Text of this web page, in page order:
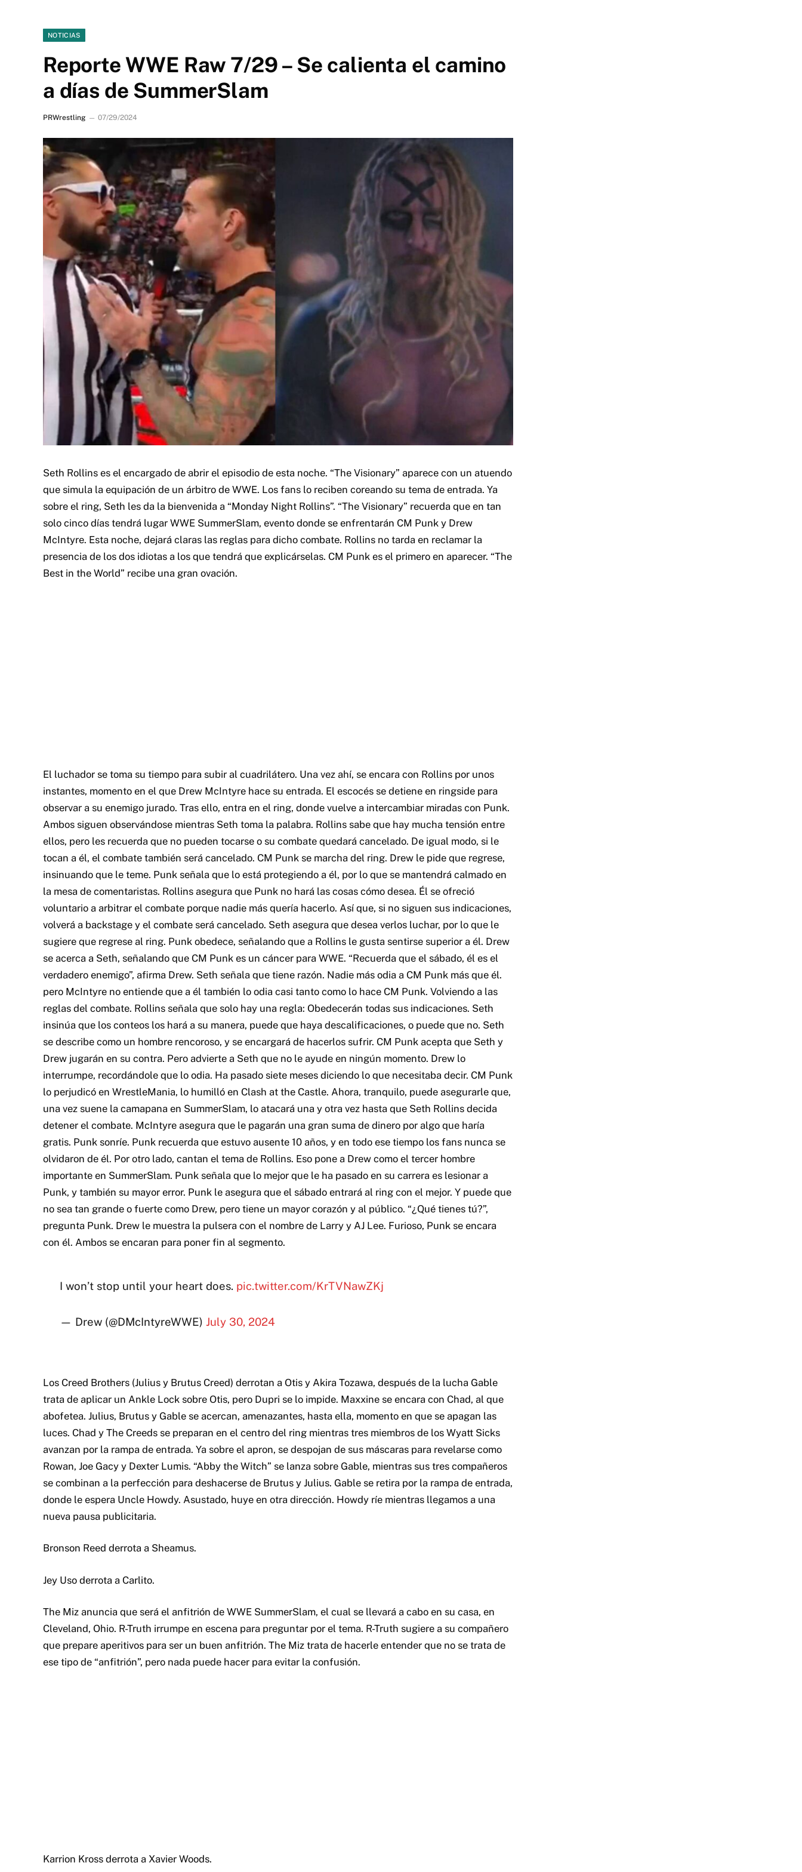
NOTICIAS
Reporte WWE Raw 7/29 – Se calienta el camino
a días de SummerSlam
PRWrestling 07/29/2024
Seth Rollins es el encargado de abrir el episodio de esta noche. “The Visionary” aparece con un atuendo
que simula la equipación de un árbitro de WWE. Los fans lo reciben coreando su tema de entrada. Ya
sobre el ring, Seth les da la bienvenida a “Monday Night Rollins”. “The Visionary” recuerda que en tan
solo cinco días tendrá lugar WWE SummerSlam, evento donde se enfrentarán CM Punk y Drew
McIntyre. Esta noche, dejará claras las reglas para dicho combate. Rollins no tarda en reclamar la
presencia de los dos idiotas a los que tendrá que explicárselas. CM Punk es el primero en aparecer. “The
Best in the World” recibe una gran ovación.
El luchador se toma su tiempo para subir al cuadrilátero. Una vez ahí, se encara con Rollins por unos
instantes, momento en el que Drew McIntyre hace su entrada. El escocés se detiene en ringside para
observar a su enemigo jurado. Tras ello, entra en el ring, donde vuelve a intercambiar miradas con Punk.
Ambos siguen observándose mientras Seth toma la palabra. Rollins sabe que hay mucha tensión entre
ellos, pero les recuerda que no pueden tocarse o su combate quedará cancelado. De igual modo, si le
tocan a él, el combate también será cancelado. CM Punk se marcha del ring. Drew le pide que regrese,
insinuando que le teme. Punk señala que lo está protegiendo a él, por lo que se mantendrá calmado en
la mesa de comentaristas. Rollins asegura que Punk no hará las cosas cómo desea. Él se ofreció
voluntario a arbitrar el combate porque nadie más quería hacerlo. Así que, si no siguen sus indicaciones,
volverá a backstage y el combate será cancelado. Seth asegura que desea verlos luchar, por lo que le
sugiere que regrese al ring. Punk obedece, señalando que a Rollins le gusta sentirse superior a él. Drew
se acerca a Seth, señalando que CM Punk es un cáncer para WWE. “Recuerda que el sábado, él es el
verdadero enemigo”, afirma Drew. Seth señala que tiene razón. Nadie más odia a CM Punk más que él.
pero McIntyre no entiende que a él también lo odia casi tanto como lo hace CM Punk. Volviendo a las
reglas del combate. Rollins señala que solo hay una regla: Obedecerán todas sus indicaciones. Seth
insinúa que los conteos los hará a su manera, puede que haya descalificaciones, o puede que no. Seth
se describe como un hombre rencoroso, y se encargará de hacerlos sufrir. CM Punk acepta que Seth y
Drew jugarán en su contra. Pero advierte a Seth que no le ayude en ningún momento. Drew lo
interrumpe, recordándole que lo odia. Ha pasado siete meses diciendo lo que necesitaba decir. CM Punk
lo perjudicó en WrestleMania, lo humilló en Clash at the Castle. Ahora, tranquilo, puede asegurarle que,
una vez suene la camapana en SummerSlam, lo atacará una y otra vez hasta que Seth Rollins decida
detener el combate. McIntyre asegura que le pagarán una gran suma de dinero por algo que haría
gratis. Punk sonríe. Punk recuerda que estuvo ausente 10 años, y en todo ese tiempo los fans nunca se
olvidaron de él. Por otro lado, cantan el tema de Rollins. Eso pone a Drew como el tercer hombre
importante en SummerSlam. Punk señala que lo mejor que le ha pasado en su carrera es lesionar a
Punk, y también su mayor error. Punk le asegura que el sábado entrará al ring con el mejor. Y puede que
no sea tan grande o fuerte como Drew, pero tiene un mayor corazón y al público. “¿Qué tienes tú?”,
pregunta Punk. Drew le muestra la pulsera con el nombre de Larry y AJ Lee. Furioso, Punk se encara
con él. Ambos se encaran para poner fin al segmento.
I won’t stop until your heart does. pic.twitter.com/KrTVNawZKj
— Drew (@DMcIntyreWWE) July 30, 2024
Los Creed Brothers (Julius y Brutus Creed) derrotan a Otis y Akira Tozawa, después de la lucha Gable
trata de aplicar un Ankle Lock sobre Otis, pero Dupri se lo impide. Maxxine se encara con Chad, al que
abofetea. Julius, Brutus y Gable se acercan, amenazantes, hasta ella, momento en que se apagan las
luces. Chad y The Creeds se preparan en el centro del ring mientras tres miembros de los Wyatt Sicks
avanzan por la rampa de entrada. Ya sobre el apron, se despojan de sus máscaras para revelarse como
Rowan, Joe Gacy y Dexter Lumis. “Abby the Witch” se lanza sobre Gable, mientras sus tres compañeros
se combinan a la perfección para deshacerse de Brutus y Julius. Gable se retira por la rampa de entrada,
donde le espera Uncle Howdy. Asustado, huye en otra dirección. Howdy ríe mientras llegamos a una
nueva pausa publicitaria.
Bronson Reed derrota a Sheamus.
Jey Uso derrota a Carlito.
The Miz anuncia que será el anfitrión de WWE SummerSlam, el cual se llevará a cabo en su casa, en
Cleveland, Ohio. R-Truth irrumpe en escena para preguntar por el tema. R-Truth sugiere a su compañero
que prepare aperitivos para ser un buen anfitrión. The Miz trata de hacerle entender que no se trata de
ese tipo de “anfitrión”, pero nada puede hacer para evitar la confusión.
Karrion Kross derrota a Xavier Woods.